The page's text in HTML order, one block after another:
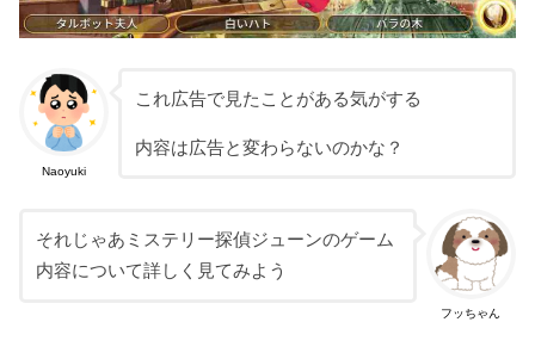
Naoyuki
これ広告で見たことがある気がする
内容は広告と変わらないのかな？
フッちゃん
それじゃあミステリー探偵ジューンのゲーム
内容について詳しく見てみよう